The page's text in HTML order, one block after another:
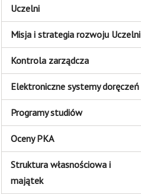
Uczelni
Misja i strategia rozwoju Uczelni
Kontrola zarządcza
Elektroniczne systemy doręczeń
Programy studiów
Oceny PKA
Struktura własnościowa i
majątek